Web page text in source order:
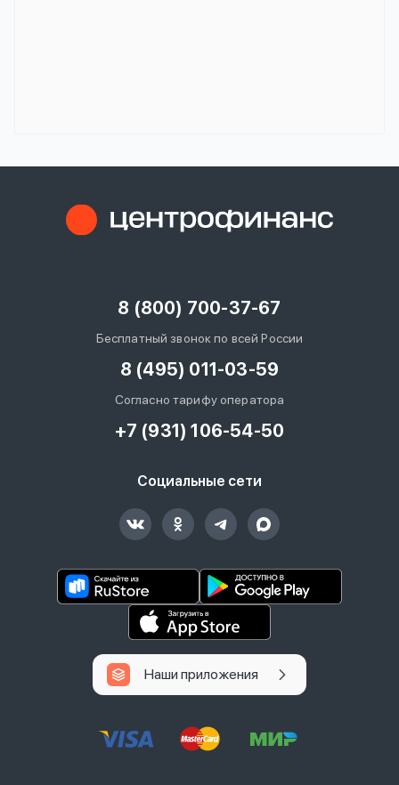
8 (800) 700-37-67
Бесплатный звонок по всей России
8 (495) 011-03-59
Согласно тарифу оператора
+7 (931) 106-54-50
Социальные сети
Наши приложения